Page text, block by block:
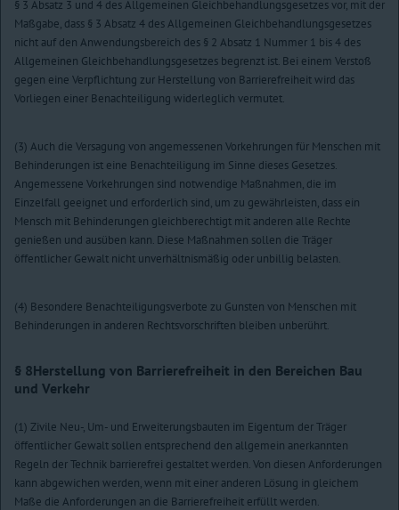
§ 3 Absatz 3 und 4 des Allgemeinen Gleichbehandlungsgesetzes vor, mit der
Maßgabe, dass § 3 Absatz 4 des Allgemeinen Gleichbehandlungsgesetzes
nicht auf den Anwendungsbereich des § 2 Absatz 1 Nummer 1 bis 4 des
Allgemeinen Gleichbehandlungsgesetzes begrenzt ist. Bei einem Verstoß
gegen eine Verpflichtung zur Herstellung von Barrierefreiheit wird das
Vorliegen einer Benachteiligung widerleglich vermutet.
(3) Auch die Versagung von angemessenen Vorkehrungen für Menschen mit
Behinderungen ist eine Benachteiligung im Sinne dieses Gesetzes.
Angemessene Vorkehrungen sind notwendige Maßnahmen, die im
Einzelfall geeignet und erforderlich sind, um zu gewährleisten, dass ein
Mensch mit Behinderungen gleichberechtigt mit anderen alle Rechte
genießen und ausüben kann. Diese Maßnahmen sollen die Träger
öffentlicher Gewalt nicht unverhältnismäßig oder unbillig belasten.
(4) Besondere Benachteiligungsverbote zu Gunsten von Menschen mit
Behinderungen in anderen Rechtsvorschriften bleiben unberührt.
§ 8Herstellung von Barrierefreiheit in den Bereichen Bau
und Verkehr
(1) Zivile Neu-, Um- und Erweiterungsbauten im Eigentum der Träger
öffentlicher Gewalt sollen entsprechend den allgemein anerkannten
Regeln der Technik barrierefrei gestaltet werden. Von diesen Anforderungen
kann abgewichen werden, wenn mit einer anderen Lösung in gleichem
Maße die Anforderungen an die Barrierefreiheit erfüllt werden.